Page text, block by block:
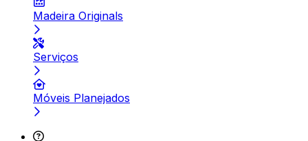
Madeira Originals
Serviços
Móveis Planejados